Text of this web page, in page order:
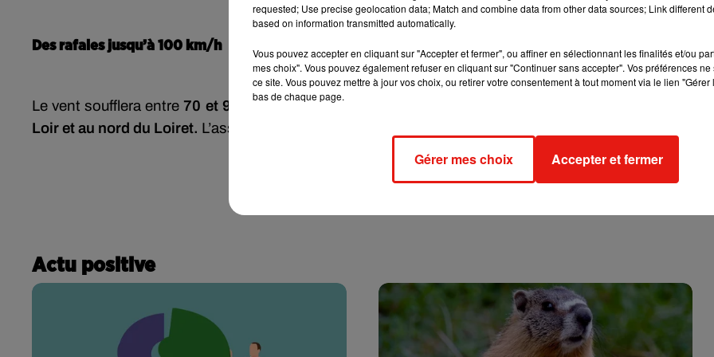
Des rafales jusqu’à 100 km/h
Le vent soufflera entre 70 et 90 km/h, 100 km/h localement
Loir et au nord du Loiret. L’association ajoute que les rafales perdront en intensité.
Actu positive
requested; Use precise geolocation data; Match and combine data from other data sources; Link different
based on information transmitted automatically.
Vous pouvez accepter en cliquant sur "Accepter et fermer", ou affiner en sélectionnant les finalités et/ou
mes choix". Vous pouvez également refuser en cliquant sur "Continuer sans accepter". Vos préférences
ce site. Vous pouvez mettre à jour vos choix, ou retirer votre consentement à tout moment via le lien
bas de chaque page.
Gérer mes choix Accepter et fermer